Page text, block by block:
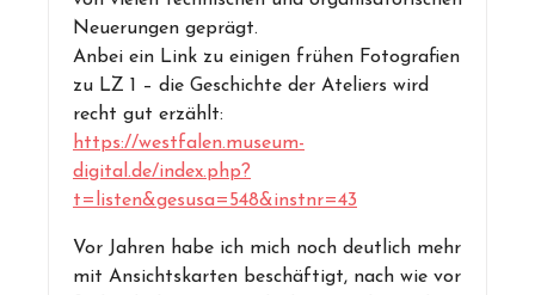
Neuerungen geprägt.
Anbei ein Link zu einigen frühen Fotografien
zu LZ 1 – die Geschichte der Ateliers wird
recht gut erzählt:
https://westfalen.museum-
digital.de/index.php?
t=listen&gesusa=548&instnr=43
Vor Jahren habe ich mich noch deutlich mehr
mit Ansichtskarten beschäftigt, nach wie vor